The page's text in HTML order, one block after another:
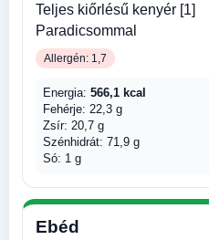
Teljes kiőrlésű kenyér [1]
Paradicsommal
Allergén: 1,7
Energia: 566,1 kcal
Fehérje: 22,3 g
Zsír: 20,7 g
Szénhidrát: 71,9 g
Só: 1 g
Ebéd